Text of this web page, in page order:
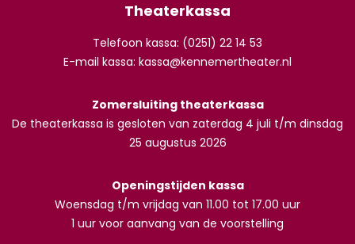
Theaterkassa
Telefoon kassa: (0251) 22 14 53
E-mail kassa: kassa@kennemertheater.nl
Zomersluiting theaterkassa
De theaterkassa is gesloten van zaterdag 4 juli t/m dinsdag
25 augustus 2026
Openingstijden kassa
Woensdag t/m vrijdag van 11.00 tot 17.00 uur
1 uur voor aanvang van de voorstelling